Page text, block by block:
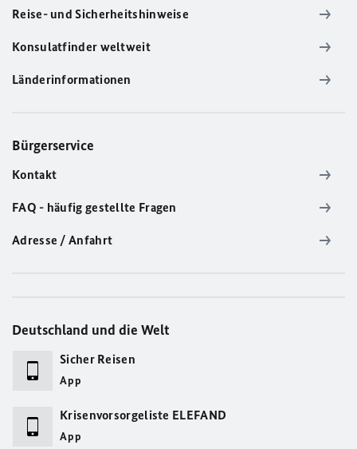
Reise- und Sicherheitshinweise
Konsulatfinder weltweit
Länderinformationen
Bürgerservice
Kontakt
FAQ - häufig gestellte Fragen
Adresse / Anfahrt
Deutschland und die Welt
Sicher Reisen
App
Krisenvorsorgeliste ELEFAND
App